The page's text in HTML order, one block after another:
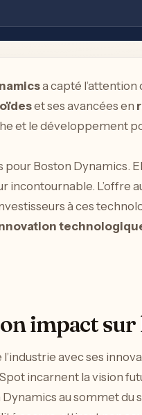
a capté
et ses avancées en
et le développement
pour Boston
L’offre
à ces
impact
avec ses
incarnent la vision
au sommet du